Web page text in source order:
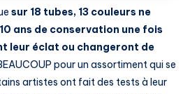
sur 18 tubes, 13 couleurs ne
ans de conservation une fois
leur éclat ou changeront de
pour un assortiment qui se
artistes ont fait des tests à leur